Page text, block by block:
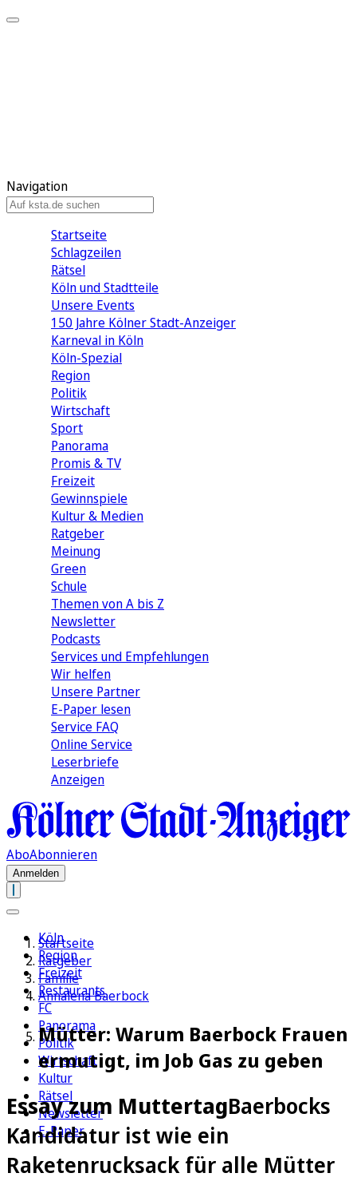
Navigation
Startseite
Schlagzeilen
Rätsel
Köln und Stadtteile
Unsere Events
150 Jahre Kölner Stadt-Anzeiger
Karneval in Köln
Köln-Spezial
Region
Politik
Wirtschaft
Sport
Panorama
Promis & TV
Freizeit
Gewinnspiele
Kultur & Medien
Ratgeber
Meinung
Green
Schule
Themen von A bis Z
Newsletter
Podcasts
Services und Empfehlungen
Wir helfen
Unsere Partner
E-Paper lesen
Service FAQ
Online Service
Leserbriefe
Anzeigen
AboAbonnieren
Anmelden
Köln
Region
Freizeit
Restaurants
FC
Panorama
Politik
Wirtschaft
Kultur
Rätsel
Newsletter
E-Paper
Startseite
Ratgeber
Familie
Annalena Baerbock
Mütter: Warum Baerbock Frauen
ermutigt, im Job Gas zu geben
Essay zum MuttertagBaerbocks
Kandidatur ist wie ein
Raketenrucksack für alle Mütter